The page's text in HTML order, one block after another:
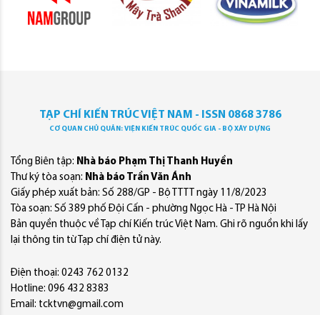
TẠP CHÍ KIẾN TRÚC VIỆT NAM - ISSN 0868 3786
CƠ QUAN CHỦ QUẢN: VIỆN KIẾN TRÚC QUỐC GIA - BỘ XÂY DỰNG
Tổng Biên tập: Nhà báo Phạm Thị Thanh Huyền
Thư ký tòa soạn: Nhà báo Trần Văn Ánh
Giấy phép xuất bản: Số 288/GP - Bộ TTTT ngày 11/8/2023
Tòa soạn: Số 389 phố Đội Cấn - phường Ngọc Hà - TP Hà Nội
Bản quyền thuộc về Tạp chí Kiến trúc Việt Nam. Ghi rõ nguồn khi lấy
lại thông tin từ Tạp chí điện tử này.
Điện thoại: 0243 762 0132
Hotline: 096 432 8383
Email: tcktvn@gmail.com